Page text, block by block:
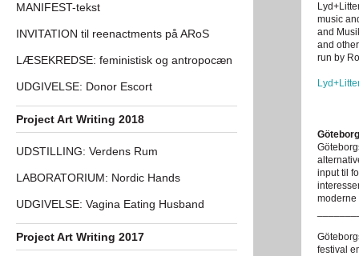
music
and
and
run by
input til
moderne
festival
MANIFEST-tekst
INVITATION til reenactments på ARoS
LÆSEKREDSE: feministisk og antropocæn
UDGIVELSE: Donor Escort
Project Art Writing 2018
UDSTILLING: Verdens Rum
LABORATORIUM: Nordic Hands
UDGIVELSE: Vagina Eating Husband
Project Art Writing 2017